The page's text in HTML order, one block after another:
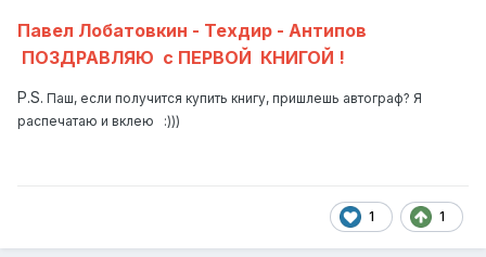
Павел Лобатовкин - Техдир - Антипов
ПОЗДРАВЛЯЮ с ПЕРВОЙ КНИГОЙ !
P.S. Паш, если получится купить книгу, пришлешь автограф? Я
распечатаю и вклею :)))
1 1